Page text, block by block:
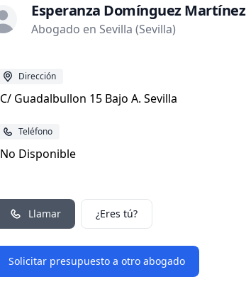
Esperanza Domínguez Martínez
Abogado en Sevilla (Sevilla)
Dirección
C/ Guadalbullon 15 Bajo A. Sevilla
Teléfono
No Disponible
Llamar ¿Eres tú?
Solicitar presupuesto a otro abogado